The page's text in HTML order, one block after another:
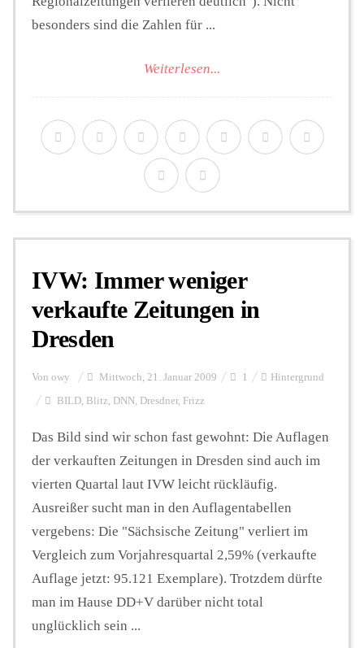
besonders sind die Zahlen für ...
Weiterlesen...
IVW: Immer weniger
verkaufte Zeitungen in
Dresden
Von owy Mittwoch, 21. Januar 2009 1 Hintergrund
BILD, Blitz, DNN, Dresdner, Frizz
Das Bild sind wir schon fast gewohnt: Die Auflagen
der verkauften Zeitungen in Dresden sind auch im
vierten Quartal laut IVW leicht rückläufig.
Ausreißer sucht man in den Auflagentabellen
vergebens: Die "Sächsische Zeitung" verliert im
Vergleich zum Vorjahresquartal 2,59% (verkaufte
Auflage jetzt: 95.121 Exemplare). Trotzdem dürfte
man im Hause DD+V darüber nicht total
unglücklich sein ...